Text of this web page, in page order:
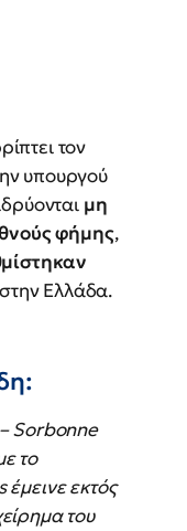
τον
υπουργού
μη
φήμης,
Ελλάδα.
– Sorbonne
το
εκτός
του